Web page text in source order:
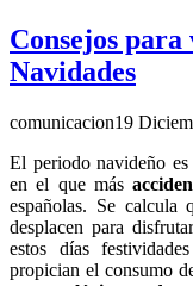
Consejos para
Navidades
comunicacion19
El periodo navideño es
en el que más
españolas. Se calcula
desplacen para
estos días
propician el consumo